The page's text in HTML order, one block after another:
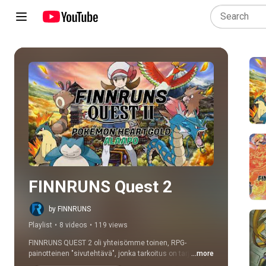
Play all
FINNRUNS Quest 2
by FINNRUNS
Playlist • 8 videos • 119 views
FINNRUNS QUEST 2 oli yhteisömme toinen, RPG-
painotteinen "sivutehtävä", jonka tarkoitus on tarjota
laajempi mahdollisuus pelata ja näyttää usein
...more